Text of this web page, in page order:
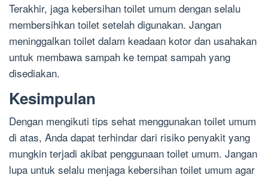
Terakhir, jaga kebersihan toilet umum dengan selalu
membersihkan toilet setelah digunakan. Jangan
meninggalkan toilet dalam keadaan kotor dan usahakan
untuk membawa sampah ke tempat sampah yang
disediakan.
Kesimpulan
Dengan mengikuti tips sehat menggunakan toilet umum
di atas, Anda dapat terhindar dari risiko penyakit yang
mungkin terjadi akibat penggunaan toilet umum. Jangan
lupa untuk selalu menjaga kebersihan toilet umum agar